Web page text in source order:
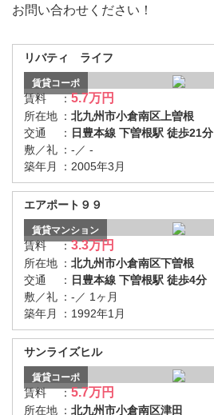
お問い合わせください！
リバティ ライフ
賃貸コーポ
賃料 ：5.7万円
所在地 ： 北九州市小倉南区上曽根
交通
： 日豊本線 下曽根駅 徒歩21分
敷／礼 ： -／ -
築年月
： 2005年3月
エアポート９９
賃貸マンション
賃料 ：3.3万円
所在地 ： 北九州市小倉南区下曽根
交通
： 日豊本線 下曽根駅 徒歩4分
敷／礼 ： -／ 1ヶ月
築年月
： 1992年1月
サンライズヒル
賃貸コーポ
賃料 ：5.7万円
所在地 ： 北九州市小倉南区津田